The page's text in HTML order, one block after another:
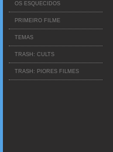
OS ESQUECIDOS
PRIMEIRO FILME
TEMAS
TRASH: CULTS
TRASH: PIORES FILMES